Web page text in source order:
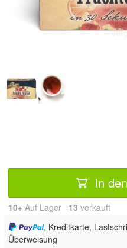
Doppelt
In
10+ Auf Lager 13 verkauft
, Kreditkarte,
Überweisung